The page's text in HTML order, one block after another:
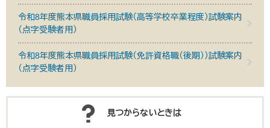
令和8年度熊本県職員採用試験（高等学校卒業程度）試験案内
（点字受験者用）
令和8年度熊本県職員採用試験（免許資格職（後期））試験案内
（点字受験者用）
見つからないときは